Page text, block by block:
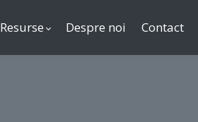
Resurse Despre noi Contact